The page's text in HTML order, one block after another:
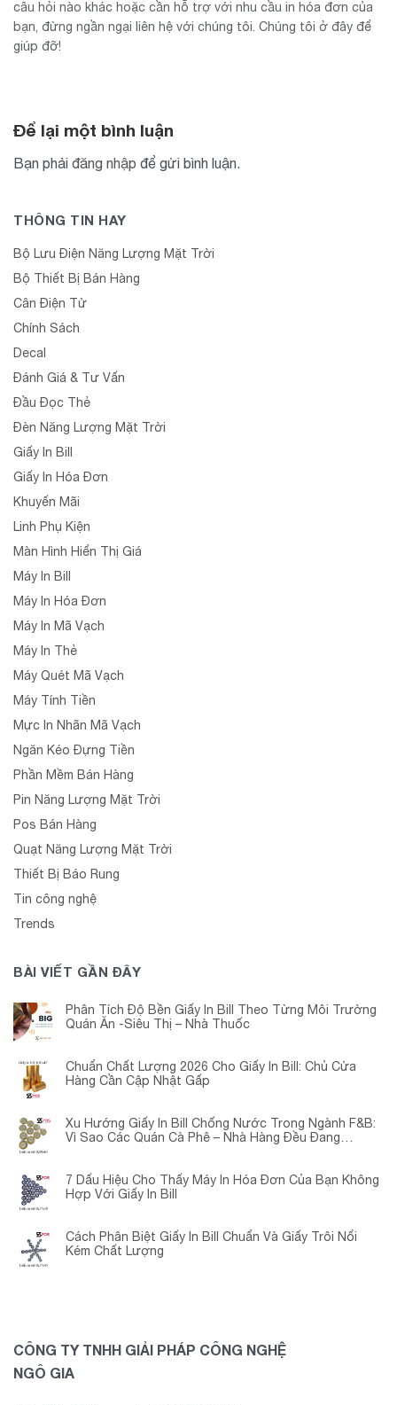
câu hỏi nào khác hoặc cần hỗ trợ với nhu cầu in hóa đơn của
bạn, đừng ngần ngại liên hệ với chúng tôi. Chúng tôi ở đây để
giúp đỡ!
Để lại một bình luận
Bạn phải đăng nhập để gửi bình luận.
THÔNG TIN HAY
Bộ Lưu Điện Năng Lượng Mặt Trời
Bộ Thiết Bị Bán Hàng
Cân Điện Tử
Chính Sách
Decal
Đánh Giá & Tư Vấn
Đầu Đọc Thẻ
Đèn Năng Lượng Mặt Trời
Giấy In Bill
Giấy In Hóa Đơn
Khuyến Mãi
Linh Phụ Kiện
Màn Hình Hiển Thị Giá
Máy In Bill
Máy In Hóa Đơn
Máy In Mã Vạch
Máy In Thẻ
Máy Quét Mã Vạch
Máy Tính Tiền
Mực In Nhãn Mã Vạch
Ngăn Kéo Đựng Tiền
Phần Mềm Bán Hàng
Pin Năng Lượng Mặt Trời
Pos Bán Hàng
Quạt Năng Lượng Mặt Trời
Thiết Bị Báo Rung
Tin công nghệ
Trends
BÀI VIẾT GẦN ĐÂY
Phân Tích Độ Bền Giấy In Bill Theo Từng Môi Trường
Quán Ăn -Siêu Thị – Nhà Thuốc
Chuẩn Chất Lượng 2026 Cho Giấy In Bill: Chủ Cửa
Hàng Cần Cập Nhật Gấp
Xu Hướng Giấy In Bill Chống Nước Trong Ngành F&B:
Vì Sao Các Quán Cà Phê – Nhà Hàng Đều Đang
7 Dấu Hiệu Cho Thấy Máy In Hóa Đơn Của Bạn Không
Hợp Với Giấy In Bill
Cách Phân Biệt Giấy In Bill Chuẩn Và Giấy Trôi Nổi
Kém Chất Lượng
CÔNG TY TNHH GIẢI PHÁP CÔNG NGHỆ
NGÔ GIA